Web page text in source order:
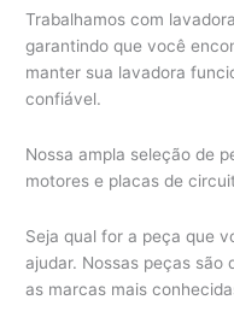
Trabalhamos com
garantindo que você
manter sua lavadora
confiável.
Nossa ampla seleção de
motores e placas de
Seja qual for a peça que
ajudar. Nossas peças são
as marcas mais